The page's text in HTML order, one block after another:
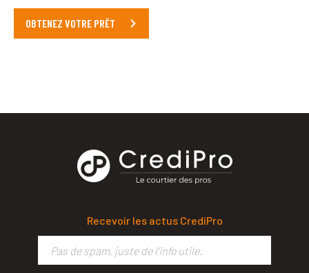
OBTENEZ VOTRE PRÊT
Recevoir les actus CrediPro